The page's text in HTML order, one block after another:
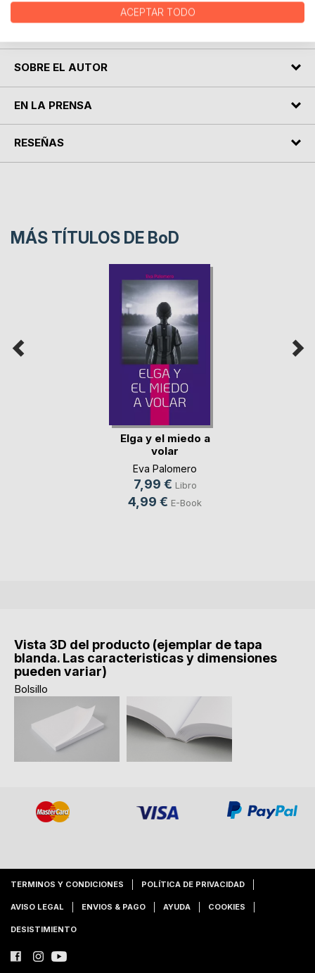
calma i d´espiritualitat compartida. Un camí dolç cap al que
és essencial.
SOBRE EL AUTOR
EN LA PRENSA
RESEÑAS
MÁS TÍTULOS DE BoD
Elga y el miedo a
volar
Eva Palomero
7,99 € Libro
4,99 € E-Book
Vista 3D del producto (ejemplar de tapa
blanda. Las caracteristicas y dimensiones
pueden variar)
Bolsillo
TERMINOS Y CONDICIONES POLÍTICA DE PRIVACIDAD
AVISO LEGAL ENVIOS & PAGO AYUDA COOKIES
DESISTIMIENTO
ACEPTAR TODO